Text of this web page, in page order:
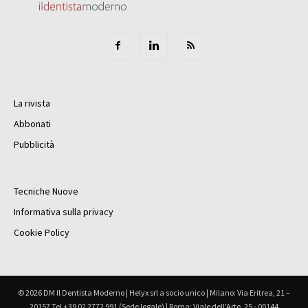
La rivista
Abbonati
Pubblicità
Tecniche Nuove
Informativa sulla privacy
Cookie Policy
© 2026 DM Il Dentista Moderno | Helyx srl a socio unico | Milano: Via Eritrea, 21 –